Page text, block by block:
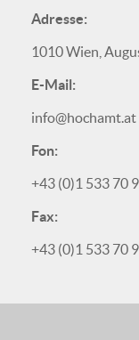
Adresse:
1010 Wien,
E-Mail:
info@hochamt.at
Fon:
+43 (0)1 533 70
Fax:
+43 (0)1 533 70